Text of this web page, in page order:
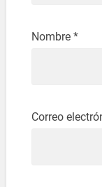
Nombre *
Correo